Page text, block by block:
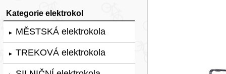
Kategorie elektrokol
► MĚSTSKÁ elektrokola
► TREKOVÁ elektrokola